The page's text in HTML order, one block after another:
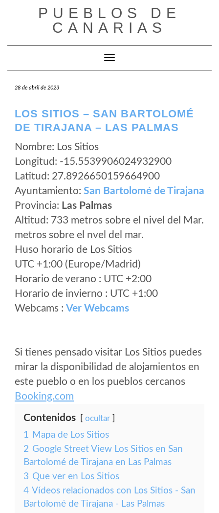
PUEBLOS DE
CANARIAS
Cambiar modo de navegación
28 de abril de 2023
LOS SITIOS – SAN BARTOLOMÉ
DE TIRAJANA – LAS PALMAS
Nombre: Los Sitios
Longitud: -15.5539906024932900
Latitud: 27.8926650159664900
Ayuntamiento: San Bartolomé de Tirajana
Provincia: Las Palmas
Altitud: 733 metros sobre el nivel del Mar.
metros sobre el nvel del mar.
Huso horario de Los Sitios
UTC +1:00 (Europe/Madrid)
Horario de verano : UTC +2:00
Horario de invierno : UTC +1:00
Webcams : Ver Webcams
Si tienes pensado visitar Los Sitios puedes
mirar la disponibilidad de alojamientos en
este pueblo o en los pueblos cercanos
Booking.com
Contenidos ocultar
1 Mapa de Los Sitios
2 Google Street View Los Sitios en San
Bartolomé de Tirajana en Las Palmas
3 Que ver en Los Sitios
4 Vídeos relacionados con Los Sitios - San
Bartolomé de Tirajana - Las Palmas